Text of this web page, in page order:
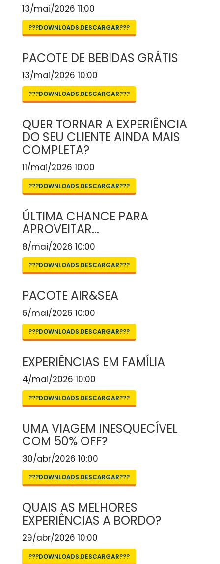
13/mai/2026 11:00
???DOWNLOADS.DESCARGAR???
PACOTE DE BEBIDAS GRÁTIS
13/mai/2026 10:00
???DOWNLOADS.DESCARGAR???
QUER TORNAR A EXPERIÊNCIA
DO SEU CLIENTE AINDA MAIS
COMPLETA?
11/mai/2026 10:00
???DOWNLOADS.DESCARGAR???
ÚLTIMA CHANCE PARA
APROVEITAR...
8/mai/2026 10:00
???DOWNLOADS.DESCARGAR???
PACOTE AIR&SEA
6/mai/2026 10:00
???DOWNLOADS.DESCARGAR???
EXPERIÊNCIAS EM FAMÍLIA
4/mai/2026 10:00
???DOWNLOADS.DESCARGAR???
UMA VIAGEM INESQUECÍVEL
COM 50% OFF?
30/abr/2026 10:00
???DOWNLOADS.DESCARGAR???
QUAIS AS MELHORES
EXPERIÊNCIAS A BORDO?
29/abr/2026 10:00
???DOWNLOADS.DESCARGAR???